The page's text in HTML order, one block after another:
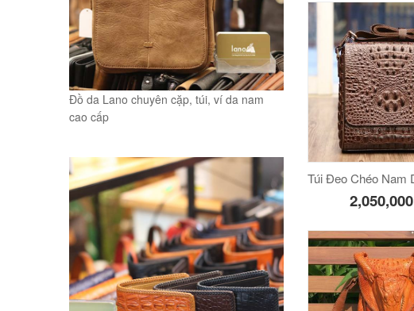
Đồ da Lano chuyên cặp, túi, ví da nam
cao cấp
2,050,000